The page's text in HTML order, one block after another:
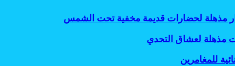
مذهلة لحضارات قديمة مخفية تحت الشمس
مذهلة لعشاق التحدي
للمغامرين